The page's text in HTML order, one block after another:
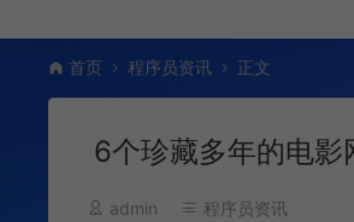
首页 程序员资讯 正文
6个珍藏多年的电影
admin 程序员资讯